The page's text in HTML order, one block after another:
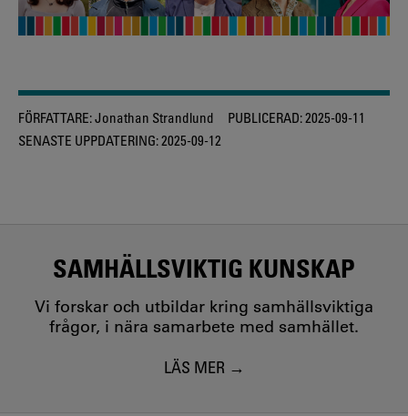
FÖRFATTARE:Jonathan Strandlund PUBLICERAD:2025-09-11
SENASTE UPPDATERING:2025-09-12
SAMHÄLLSVIKTIG KUNSKAP
Vi forskar och utbildar kring samhällsviktiga
frågor, i nära samarbete med samhället.
LÄS MER